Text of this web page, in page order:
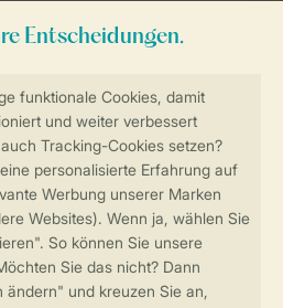
Privatsphäre
Online-Buchung